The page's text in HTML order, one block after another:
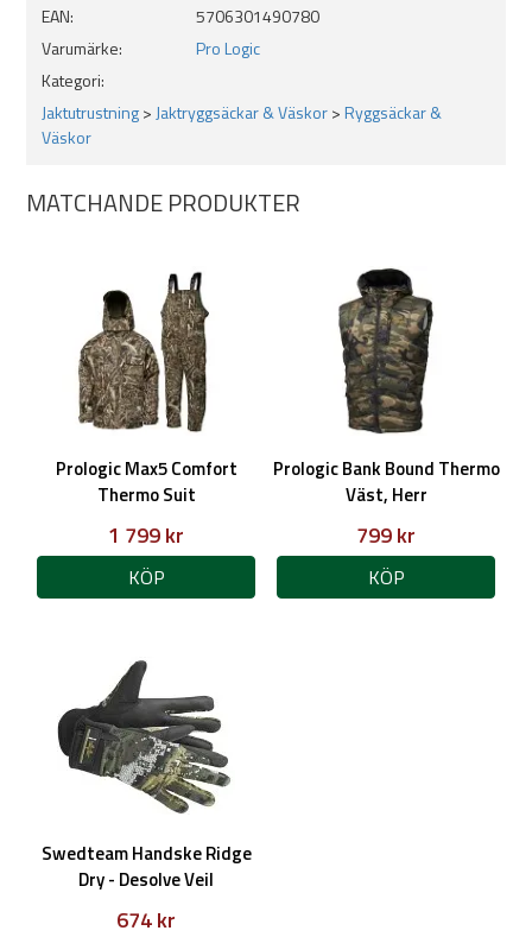
EAN:
5706301490780
Varumärke:
Pro Logic
Kategori:
Jaktutrustning> Jaktryggsäckar & Väskor>Ryggsäckar &
Väskor
MATCHANDE PRODUKTER
Prologic Max5 Comfort
Thermo Suit
1 799 kr
KÖP
Prologic Bank Bound Thermo
Väst, Herr
799 kr
KÖP
Swedteam Handske Ridge
Dry - Desolve Veil
674 kr